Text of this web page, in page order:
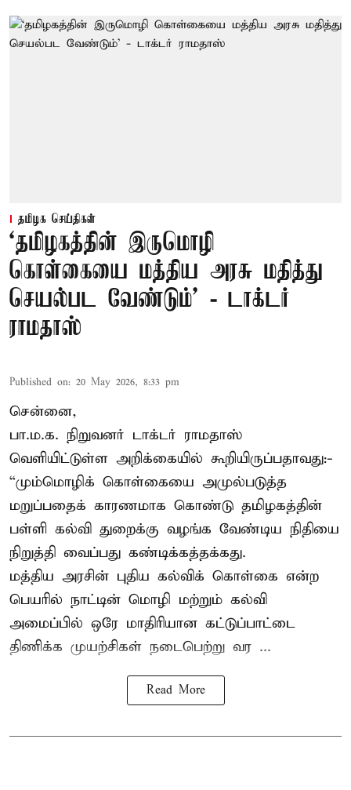
தமிழக செய்திகள்
‘தமிழகத்தின் இருமொழி
கொள்கையை மத்திய அரசு மதித்து
செயல்பட வேண்டும்’ - டாக்டர்
ராமதாஸ்
Published on: 20 May 2026, 8:33 pm
சென்னை,
பா.ம.க. நிறுவனர் டாக்டர் ராமதாஸ்
வெளியிட்டுள்ள அறிக்கையில் கூறியிருப்பதாவது:-
“மும்மொழிக் கொள்கையை அமுல்படுத்த
மறுப்பதைக் காரணமாக கொண்டு தமிழகத்தின்
பள்ளி கல்வி துறைக்கு வழங்க வேண்டிய நிதியை
நிறுத்தி வைப்பது கண்டிக்கத்தக்கது.
மத்திய அரசின் புதிய கல்விக் கொள்கை என்ற
பெயரில் நாட்டின் மொழி மற்றும் கல்வி
அமைப்பில் ஒரே மாதிரியான கட்டுப்பாட்டை
திணிக்க முயற்சிகள் நடைபெற்று வர ...
Read More